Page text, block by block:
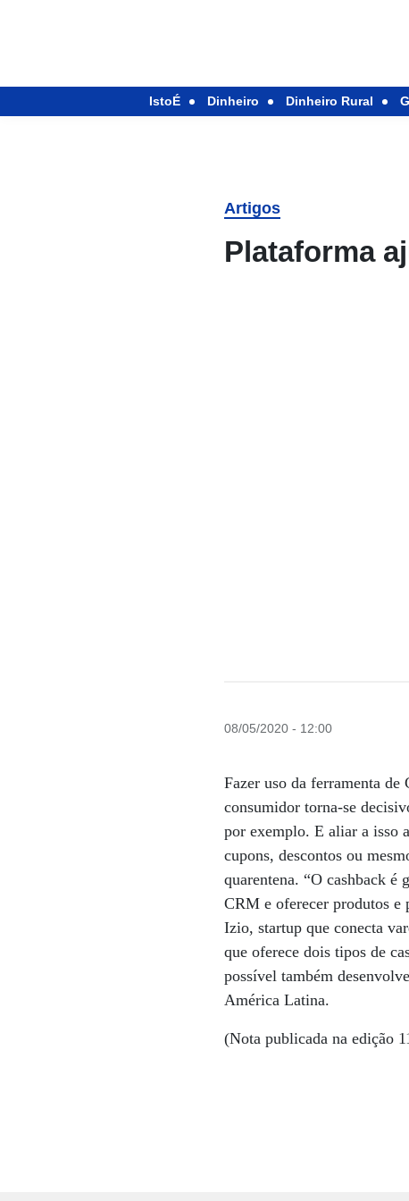
IstoÉ Dinheiro Dinheiro Rural
Artigos
Plataforma
08/05/2020 - 12:00
Fazer uso da ferramenta
consumidor torna-se
por exemplo. E aliar a isso
cupons, descontos ou
quarentena. “O cashback é
CRM e oferecer produtos
Izio, startup que conecta
que oferece dois tipos de
possível também
América Latina.
(Nota publicada na edição